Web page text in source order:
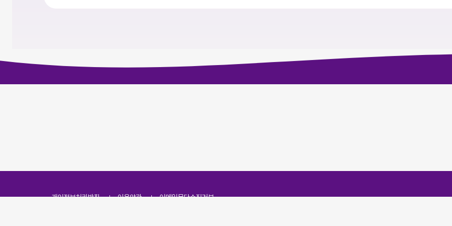
개인정보처리방침 이용약관 이메일무단수집거부